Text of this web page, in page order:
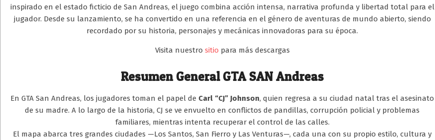
inspirado en el estado ficticio de San Andreas, el juego combina acción intensa, narrativa profunda y libertad total para el
jugador. Desde su lanzamiento, se ha convertido en una referencia en el género de aventuras de mundo abierto, siendo
recordado por su historia, personajes y mecánicas innovadoras para su época.
Visita nuestro sitio para más descargas
Resumen General GTA SAN Andreas
En GTA San Andreas, los jugadores toman el papel de Carl “CJ” Johnson, quien regresa a su ciudad natal tras el asesinato
de su madre. A lo largo de la historia, CJ se ve envuelto en conflictos de pandillas, corrupción policial y problemas
familiares, mientras intenta recuperar el control de las calles.
El mapa abarca tres grandes ciudades —Los Santos, San Fierro y Las Venturas—, cada una con su propio estilo, cultura y